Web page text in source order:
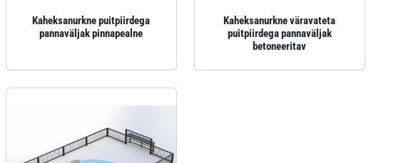
Kaheksanurkne puitpiirdega
pannaväljak pinnapealne
Kaheksanurkne väravateta
puitpiirdega pannaväljak
betoneeritav